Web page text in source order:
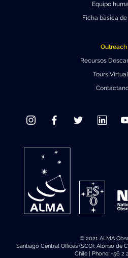
Equipo
Ficha básica
Outreach
Recursos
Tours
© 2021 ALMA
Santiago Central Offices (SCO): Alonso de
Chile | Phone: +56 2